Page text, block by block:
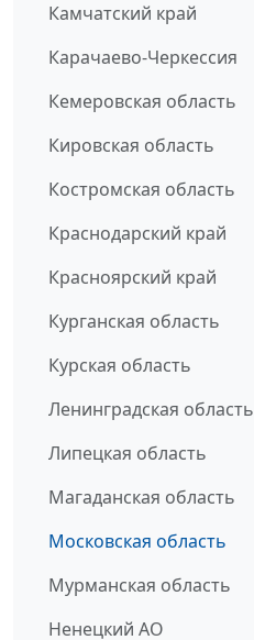
Камчатский край
Карачаево-Черкессия
Кемеровская область
Кировская область
Костромская область
Краснодарский край
Красноярский край
Курганская область
Курская область
Ленинградская область
Липецкая область
Магаданская область
Московская область
Мурманская область
Ненецкий АО